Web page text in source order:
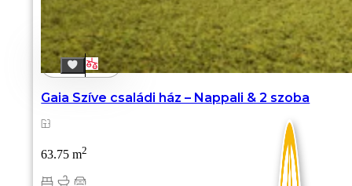
Gaia Szíve családi ház – Nappali & 2 szoba
63.75 m2